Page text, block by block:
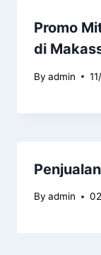
Promo
di
By admin
By admin